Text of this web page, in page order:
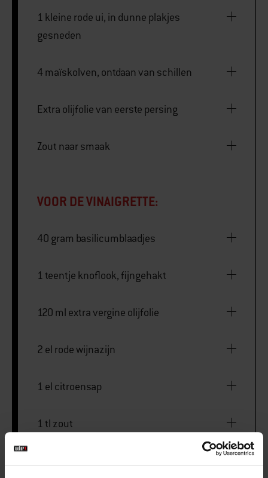
1 kleine rode ui, in dunne plakjes
gesneden
4 maïskolven, ontdaan van schillen
Extra olijfolie van eerste persing
Zout naar smaak
VOOR DE VINAIGRETTE:
40 gram basilicumblaadjes
1 teentje knoflook, fijngehakt
120 ml extra vergine olijfolie
2 el rode wijnazijn
1 el citroensap
1 tl zout